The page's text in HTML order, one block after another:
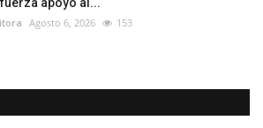
Agosto 6, 2026 153